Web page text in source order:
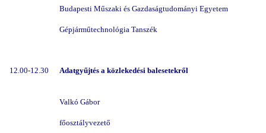
Budapesti Műszaki és Gazdaságtudományi Egyetem
Gépjárműtechnológia Tanszék
12.00-12.30 Adatgyűjtés a közlekedési balesetekről
Valkó Gábor
főosztályvezető